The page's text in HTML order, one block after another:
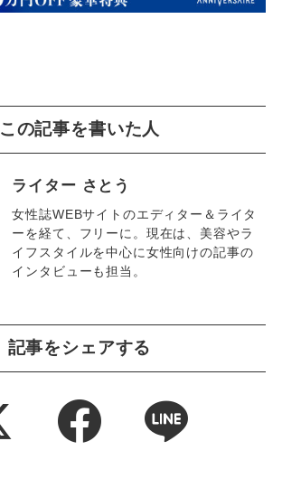
この記事を書いた人
ライター さとう
女性誌WEBサイトのエディター＆ライタ
ーを経て、フリーに。現在は、美容やラ
イフスタイルを中心に女性向けの記事の
インタビューも担当。
記事をシェアする